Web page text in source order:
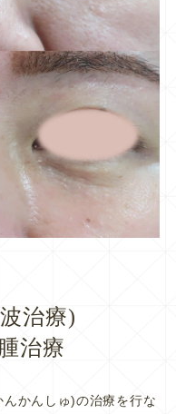
治療)
治療
かんしゅ)の治療を行な